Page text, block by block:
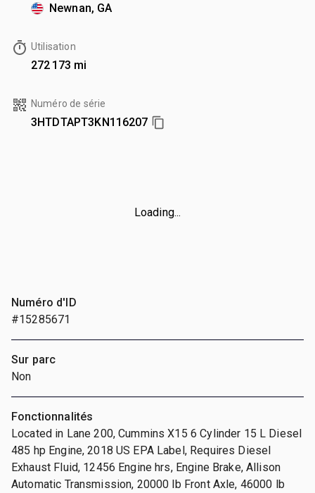
Newnan, GA
Utilisation
272 173 mi
Numéro de série
3HTDTAPT3KN116207
Loading...
Numéro d'ID
#15285671
Sur parc
Non
Fonctionnalités
Located in Lane 200, Cummins X15 6 Cylinder 15 L Diesel
485 hp Engine, 2018 US EPA Label, Requires Diesel
Exhaust Fluid, 12456 Engine hrs, Engine Brake, Allison
Automatic Transmission, 20000 lb Front Axle, 46000 lb